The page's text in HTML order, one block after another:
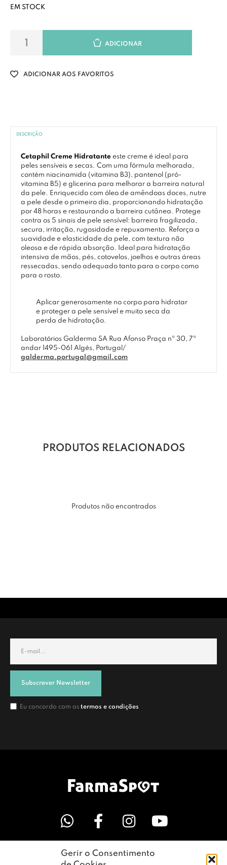
Gerir o Consentimento
EM STOCK
ADICIONAR
ADICIONAR AOS FAVORITOS
DESCRIÇÃO
Cetaphil Creme Hidratante este creme é ideal para
peles sensíveis e secas. Com uma fórmula melhorada,
contém niacinamida (vitamina B3), pantenol (pró-
vitamina B5) e glicerina para melhorar a barreira natural
da pele. Enriquecido com óleo de amêndoas doces, nutre
a pele desde o primeiro dia, proporcionando hidratação
por 48 horas e restaurando a barreira cutânea. Protege
contra os 5 sinais de pele sensível: barreira fragilizada,
secura, irritação, rugosidade e repuxamento. Reforça a
suavidade e elasticidade da pele, com textura não
oleosa e de rápida absorção. Ideal para hidratação
intensiva de mãos, pés, cotovelos, joelhos e outras áreas
ressecadas, sendo adequado tanto para o corpo como
para o rosto.
Aplicar generosamente no corpo para hidratar
e proteger a pele sensível e muito seca da
perda de hidratação.
Laboratórios Galderma SA Rua Afonso Praça nº 30, 7º
andar 1495-061 Algés, Portugal/
galderma.portugal@gmail.com
PRODUTOS RELACIONADOS
Produtos não encontrados
Subscrever Newsletter
Eu concordo com os termos e condições
LINKS ÚTEIS